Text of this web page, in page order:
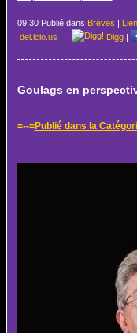
09:30 Publié dans Brèves
del.icio.us
Digg|
Goulags en
=--=Publié dans la